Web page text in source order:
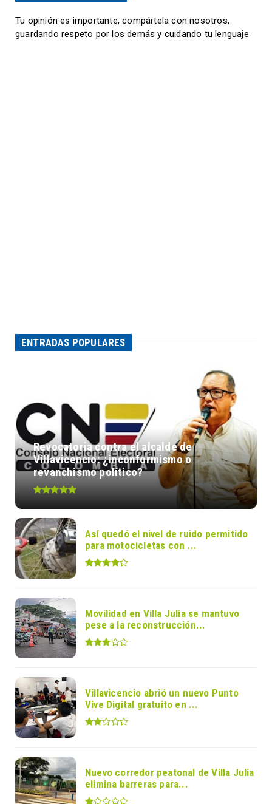
Tu opinión es importante, compártela con nosotros,
guardando respeto por los demás y cuidando tu lenguaje
ENTRADAS POPULARES
Revocatoria contra el alcalde de
Villavicencio: ¿inconformismo o
revanchismo político?
Así quedó el nivel de ruido permitido
para motocicletas con ...
Movilidad en Villa Julia se mantuvo
pese a la reconstrucción...
Villavicencio abrió un nuevo Punto
Vive Digital gratuito en ...
Nuevo corredor peatonal de Villa Julia
elimina barreras para...